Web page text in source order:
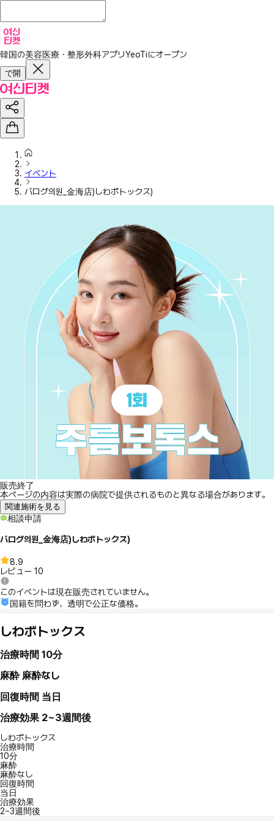
韓国の美容医療・整形外科アプリYeoTiにオープン
で開
イベント
バログ의원_金海店)しわボトックス)
販売終了
本ページの内容は実際の病院で提供されるものと異なる場合があります。
関連施術を見る
相談申請
バログ의원_金海店)しわボトックス)
8.9
レビュー 10
このイベントは現在販売されていません。
国籍を問わず、透明で公正な価格。
しわボトックス
治療時間 10分
麻酔 麻酔なし
回復時間 当日
治療効果 2~3週間後
しわボトックス
治療時間
10分
麻酔
麻酔なし
回復時間
当日
治療効果
2~3週間後